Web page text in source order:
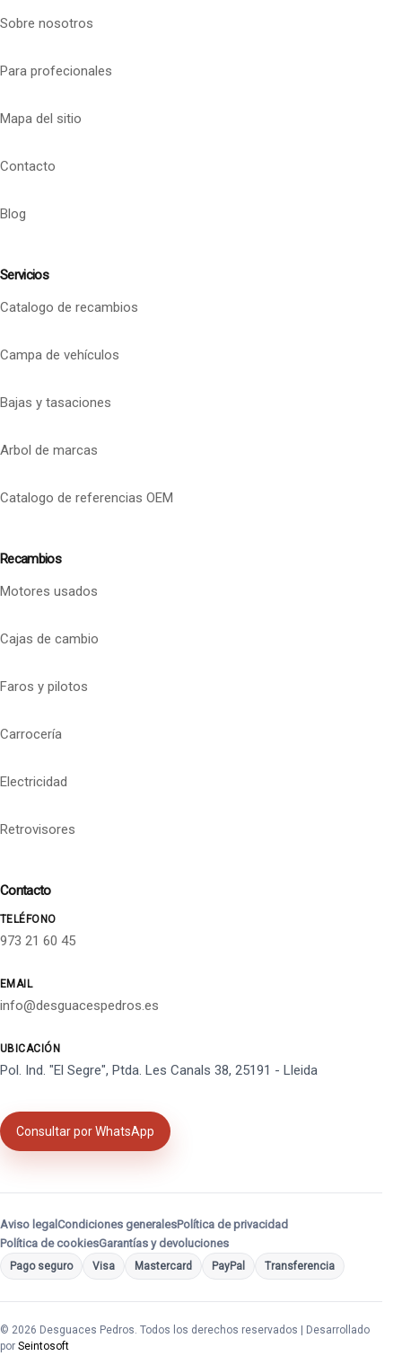
Sobre nosotros
Para profecionales
Mapa del sitio
Contacto
Blog
Servicios
Catalogo de recambios
Campa de vehículos
Bajas y tasaciones
Arbol de marcas
Catalogo de referencias OEM
Recambios
Motores usados
Cajas de cambio
Faros y pilotos
Carrocería
Electricidad
Retrovisores
Contacto
TELÉFONO
973 21 60 45
EMAIL
info@desguacespedros.es
UBICACIÓN
Pol. Ind. "El Segre", Ptda. Les Canals 38, 25191 - Lleida
Consultar por WhatsApp
Aviso legal Condiciones generalesPolítica de privacidad
Política de cookiesGarantías y devoluciones
Pago seguro Visa Mastercard PayPal Transferencia
© 2026 Desguaces Pedros. Todos los derechos reservados | Desarrollado
por Seintosoft